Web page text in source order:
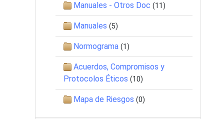
Manuales - Otros Doc (11)
Manuales (5)
Normograma (1)
Acuerdos, Compromisos y
Protocolos Éticos (10)
Mapa de Riesgos (0)